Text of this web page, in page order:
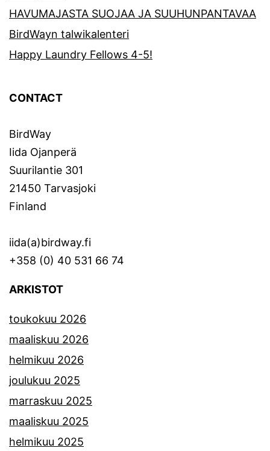
HAVUMAJASTA SUOJAA JA SUUHUNPANTAVAA
BirdWayn talwikalenteri
Happy Laundry Fellows 4-5!
CONTACT
BirdWay
Iida Ojanperä
Suurilantie 301
21450 Tarvasjoki
Finland
iida(a)birdway.fi
+358 (0) 40 531 66 74
ARKISTOT
toukokuu 2026
maaliskuu 2026
helmikuu 2026
joulukuu 2025
marraskuu 2025
maaliskuu 2025
helmikuu 2025